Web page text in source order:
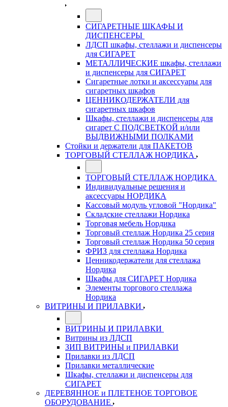
СИГАРЕТНЫЕ ШКАФЫ И
ДИСПЕНСЕРЫ
ЛДСП шкафы, стеллажи и диспенсеры
для СИГАРЕТ
МЕТАЛЛИЧЕСКИЕ шкафы, стеллажи
и диспенсеры для СИГАРЕТ
Сигаретные лотки и аксессуары для
сигаретных шкафов
ЦЕННИКОДЕРЖАТЕЛИ для
сигаретных шкафов
Шкафы, стеллажи и диспенсеры для
сигарет С ПОДСВЕТКОЙ и/или
ВЫДВИЖНЫМИ ПОЛКАМИ
Стойки и держатели для ПАКЕТОВ
ТОРГОВЫЙ СТЕЛЛАЖ НОРДИКА
ТОРГОВЫЙ СТЕЛЛАЖ НОРДИКА
Индивидуальные решения и
аксессуары НОРДИКА
Кассовый модуль угловой "Нордика"
Складские стеллажи Нордика
Торговая мебель Нордика
Торговый стеллаж Нордика 25 серия
Торговый стеллаж Нордика 50 серия
ФРИЗ для стеллажа Нордика
Ценникодержатели для стеллажа
Нордика
Шкафы для СИГАРЕТ Нордика
Элементы торгового стеллажа
Нордика
ВИТРИНЫ И ПРИЛАВКИ
ВИТРИНЫ И ПРИЛАВКИ
Витрины из ЛДСП
ЗИП ВИТРИНЫ и ПРИЛАВКИ
Прилавки из ЛДСП
Прилавки металлические
Шкафы, стеллажи и диспенсеры для
СИГАРЕТ
ДЕРЕВЯННОЕ и ПЛЕТЕНОЕ ТОРГОВОЕ
ОБОРУДОВАНИЕ